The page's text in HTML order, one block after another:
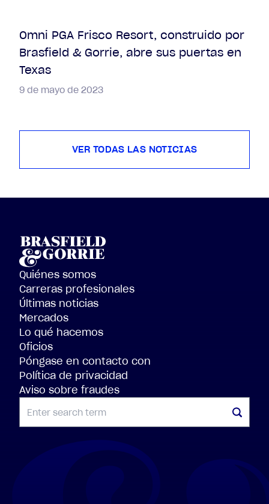
Omni PGA Frisco Resort, construido por
Brasfield & Gorrie, abre sus puertas en
Texas
9 de mayo de 2023
VER TODAS LAS NOTICIAS
Quiénes somos
Carreras profesionales
Últimas noticias
Mercados
Lo qué hacemos
Oficios
Póngase en contacto con
Política de privacidad
Aviso sobre fraudes